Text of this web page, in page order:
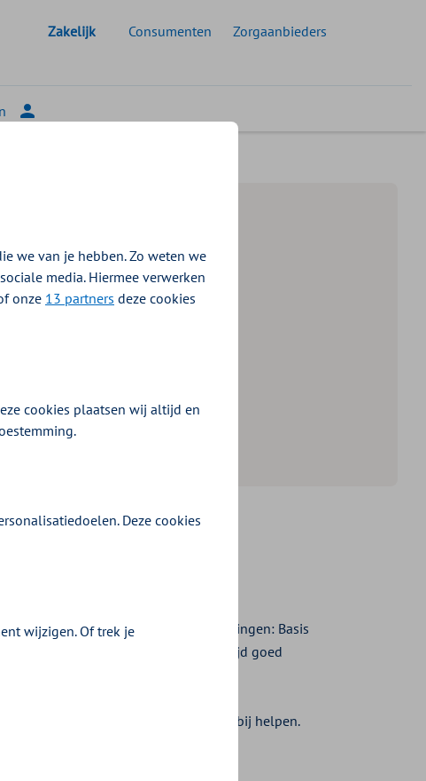
Geselecteerde doelgroep:
Zakelijk Consumenten Zorgaanbieders
uit één van onze drie basisverzekeringen: Basis
Zo zijn jouw medewerkers altijd goed
in de premieberekening hierbij helpen.
we van je hebben. Zo weten we
media. Hiermee verwerken
onze 13 partners deze cookies
cookies plaatsen wij altijd en
Deze cookies
wijzigen. Of trek je